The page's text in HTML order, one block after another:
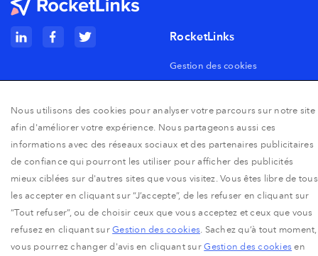
Solution
Prix
Qui sommes-nous ?
Je suis annonceur
Je suis éditeur
RocketLinks
Gestion des cookies
Conditions générales
d'utilisation
Nous utilisons des cookies pour analyser votre parcours sur notre site
afin d'améliorer votre expérience. Nous partageons aussi ces
informations avec des réseaux sociaux et des partenaires publicitaires
de confiance qui pourront les utiliser pour afficher des publicités
mieux ciblées sur d'autres sites que vous visitez. Vous êtes libre de tous
les accepter en cliquant sur “J’accepte”, de les refuser en cliquant sur
“Tout refuser”, ou de choisir ceux que vous acceptez et ceux que vous
refusez en cliquant surGestion des cookies. Sachez qu’à tout moment,
vous pourrez changer d'avis en cliquant surGestion des cookies en